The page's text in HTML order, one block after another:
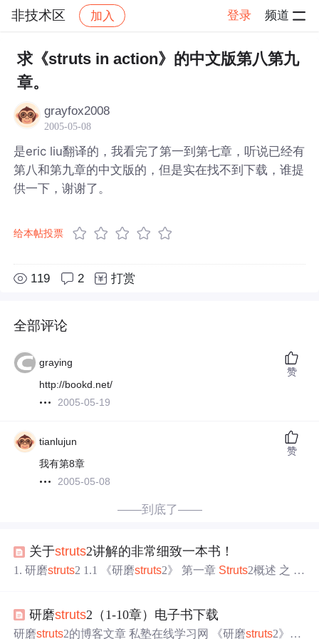
非技术区 加入 登录 频道
社区 非技术区 帖子详情
求《struts in action》的中文版第八第九
章。
grayfox2008
2005-05-08
是eric liu翻译的，我看完了第一到第七章，听说已经有
第八和第九章的中文版的，但是实在找不到下载，谁提
供一下，谢谢了。
给本帖投票
119 2 打赏
全部评论
graying
http://bookd.net/
2005-05-19
赞
tianlujun
我有第8章
2005-05-08
赞
——到底了——
关于struts2讲解的非常细致一本书！
1. 研磨struts 2 1.1 《研磨struts2》 第一章 Struts2概述 之 M
VC1.4 《研磨struts2》 第二章Struts 2的HelloWorld 之 概述
1.5 《研磨struts2》 第二章
研磨struts2（1-10章）电子书下载
研磨struts 2的博客文章 私塾在线学习网 《研磨struts2》基